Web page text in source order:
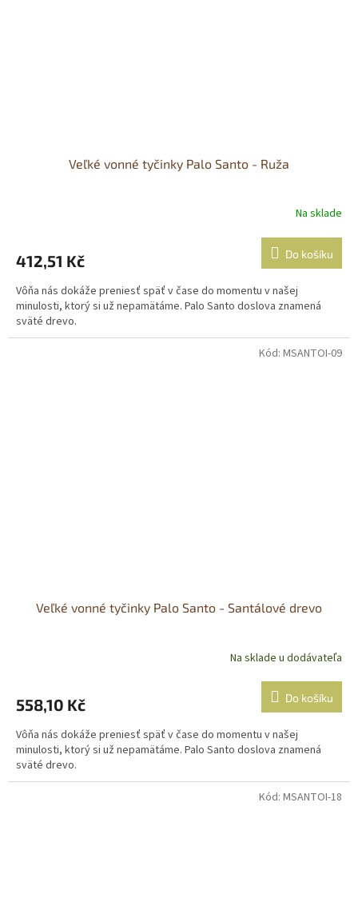
Veľké vonné tyčinky Palo Santo - Ruža
Na sklade
412,51 Kč Do košíku
Vôňa nás dokáže preniesť späť v čase do momentu v našej
minulosti, ktorý si už nepamätáme. Palo Santo doslova znamená
sväté drevo.
Veľké vonné tyčinky Palo Santo - Santálové drevo
Na sklade u dodávateľa
558,10 Kč Do košíku
Vôňa nás dokáže preniesť späť v čase do momentu v našej
minulosti, ktorý si už nepamätáme. Palo Santo doslova znamená
sväté drevo.
Kód: MSANTOI-09
Kód: MSANTOI-18